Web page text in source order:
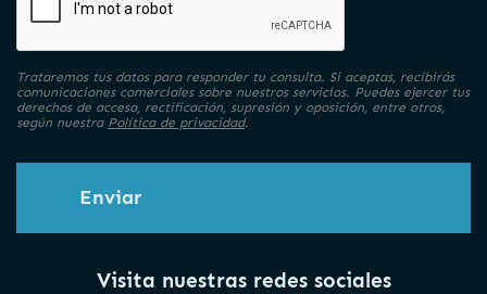
Trataremos tus datos para responder tu consulta. Si aceptas, recibirás
comunicaciones comerciales sobre nuestros servicios. Puedes ejercer tus
derechos de acceso, rectificación, supresión y oposición, entre otros,
según nuestra Política de privacidad.
Enviar
Visita nuestras redes sociales